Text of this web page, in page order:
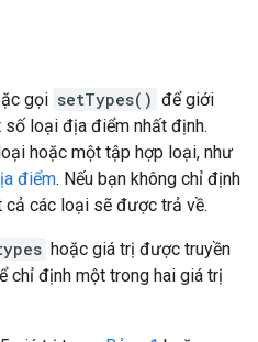
gọi setTypes() để giới
loại địa điểm nhất định.
hoặc một tập hợp loại, như
điểm. Nếu bạn không chỉ định
cả các loại sẽ được trả về.
hoặc giá trị được truyền
chỉ định một trong hai giá trị